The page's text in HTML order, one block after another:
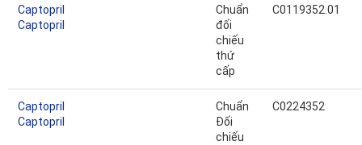
Captopril
Captopril
Chuẩn
đối
chiếu
thứ
cấp
C0119352.01
Captopril
Captopril
Chuẩn
Đối
chiếu
C0224352